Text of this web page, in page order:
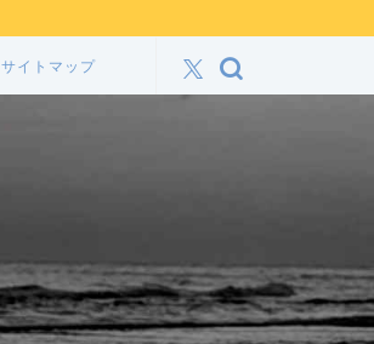
サイトマップ